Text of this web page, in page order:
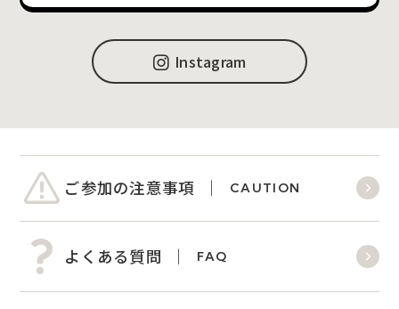
Instagram
ご参加の注意事項 CAUTION
よくある質問 FAQ